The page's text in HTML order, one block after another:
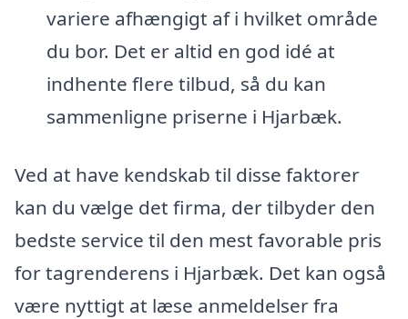
variere afhængigt af i hvilket område
du bor. Det er altid en god idé at
indhente flere tilbud, så du kan
sammenligne priserne i Hjarbæk.
Ved at have kendskab til disse faktorer
kan du vælge det firma, der tilbyder den
bedste service til den mest favorable pris
for tagrenderens i Hjarbæk. Det kan også
være nyttigt at læse anmeldelser fra